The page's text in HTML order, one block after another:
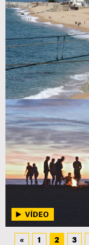
« 1 2 3